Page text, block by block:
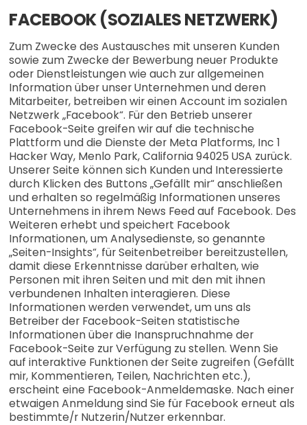
FACEBOOK (SOZIALES NETZWERK)
Zum Zwecke des Austausches mit unseren Kunden
sowie zum Zwecke der Bewerbung neuer Produkte
oder Dienstleistungen wie auch zur allgemeinen
Information über unser Unternehmen und deren
Mitarbeiter, betreiben wir einen Account im sozialen
Netzwerk „Facebook“. Für den Betrieb unserer
Facebook-Seite greifen wir auf die technische
Plattform und die Dienste der Meta Platforms, Inc 1
Hacker Way, Menlo Park, California 94025 USA zurück.
Unserer Seite können sich Kunden und Interessierte
durch Klicken des Buttons „Gefällt mir“ anschließen
und erhalten so regelmäßig Informationen unseres
Unternehmens in ihrem News Feed auf Facebook. Des
Weiteren erhebt und speichert Facebook
Informationen, um Analysedienste, so genannte
„Seiten-Insights“, für Seitenbetreiber bereitzustellen,
damit diese Erkenntnisse darüber erhalten, wie
Personen mit ihren Seiten und mit den mit ihnen
verbundenen Inhalten interagieren. Diese
Informationen werden verwendet, um uns als
Betreiber der Facebook-Seiten statistische
Informationen über die Inanspruchnahme der
Facebook-Seite zur Verfügung zu stellen. Wenn Sie
auf interaktive Funktionen der Seite zugreifen (Gefällt
mir, Kommentieren, Teilen, Nachrichten etc.),
erscheint eine Facebook-Anmeldemaske. Nach einer
etwaigen Anmeldung sind Sie für Facebook erneut als
bestimmte/r Nutzerin/Nutzer erkennbar.